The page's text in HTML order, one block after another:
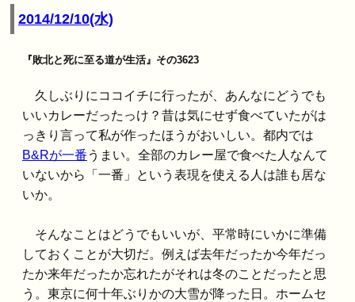
2014/12/10(水)
『敗北と死に至る道が生活』その3623
久しぶりにココイチに行ったが、あんなにどうでも
いいカレーだったっけ？昔は気にせず食べていたがは
っきり言って私が作ったほうがおいしい。都内では
B&Rが一番 うまい。全部のカレー屋で食べた人なんて
いないから「一番」という表現を使える人は誰も居な
いか。
そんなことはどうでもいいが、平常時にいかに準備
しておくことが大切だ。例えば去年だったか今年だっ
たか来年だったか忘れたがそれは冬のことだったと思
う。東京に何十年ぶりかの大雪が降った日。ホームセ